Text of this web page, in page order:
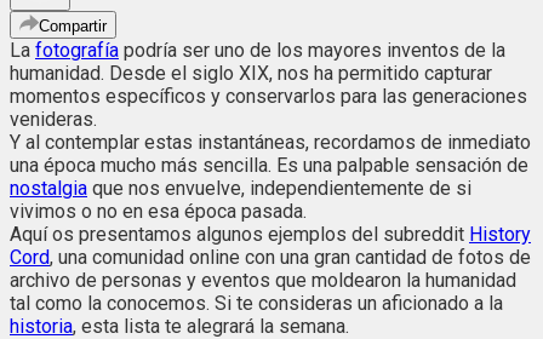
Compartir
La fotografía podría ser uno de los mayores inventos de la
humanidad. Desde el siglo XIX, nos ha permitido capturar
momentos específicos y conservarlos para las generaciones
venideras.
Y al contemplar estas instantáneas, recordamos de inmediato
una época mucho más sencilla. Es una palpable sensación de
nostalgia que nos envuelve, independientemente de si
vivimos o no en esa época pasada.
Aquí os presentamos algunos ejemplos del subreddit History
Cord, una comunidad online con una gran cantidad de fotos de
archivo de personas y eventos que moldearon la humanidad
tal como la conocemos. Si te consideras un aficionado a la
historia, esta lista te alegrará la semana.